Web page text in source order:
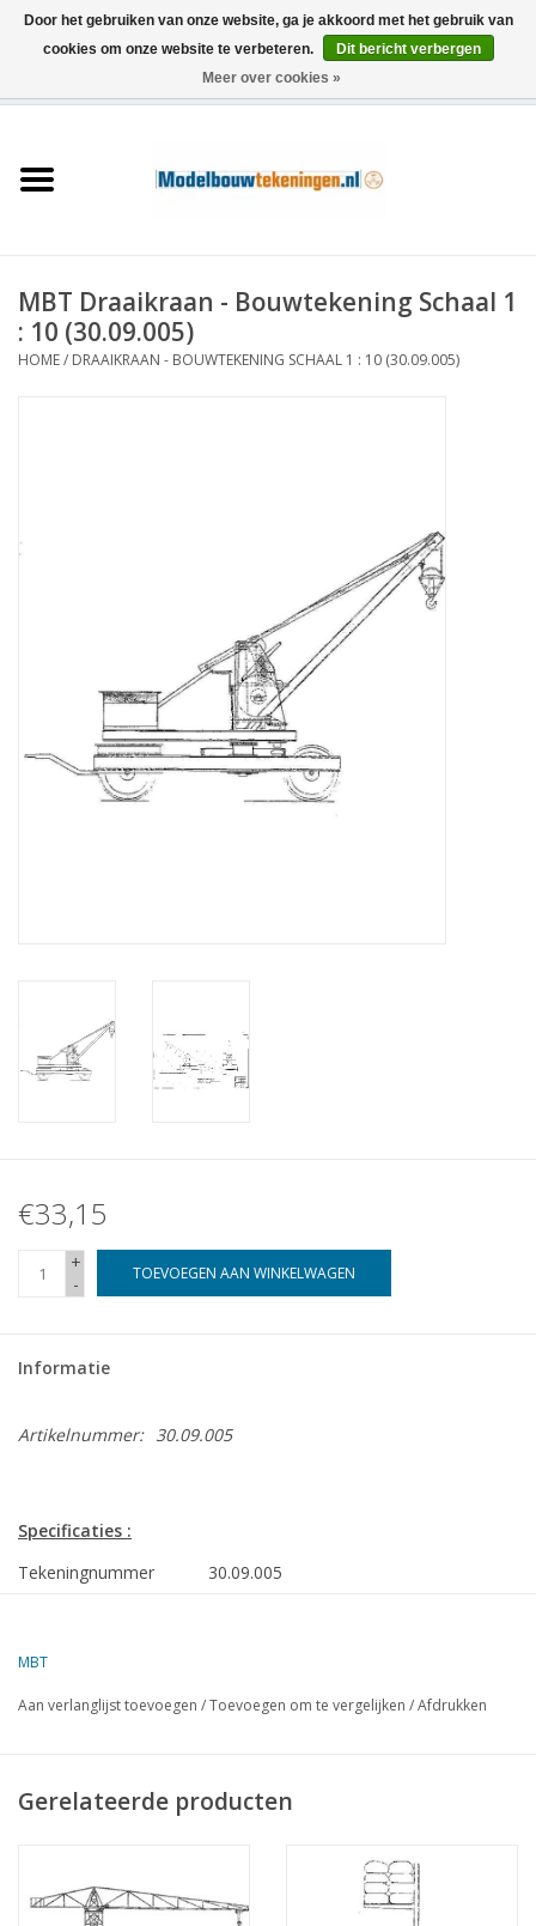
Schepen
Houtbouw
NIEUWE TIJDSCHRIFTEN
ABONNEMENT DE
MBT Draaikraan - Bouwtekening Schaal 1
: 10 (30.09.005)
HOME/ DRAAIKRAAN - BOUWTEKENING SCHAAL 1 : 10 (30.09.005)
€33,15
+
-
TOEVOEGEN AAN WINKELWAGEN
Informatie
Artikelnummer: 30.09.005
Specificaties :
Tekeningnummer
30.09.005
Omschrijving
Kwaliteit
Aantal bladen A1
0
MBT
Aan verlanglijst toevoegen /Toevoegen om te vergelijken /Afdrukken
Gerelateerde producten
Door het gebruiken van onze website, ga je akkoord met het gebruik van
cookies om onze website te verbeteren.
Dit bericht verbergen
Meer over cookies »